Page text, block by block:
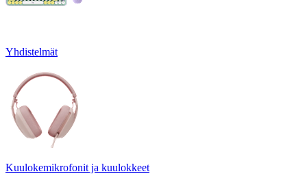
Yhdistelmät
Kuulokemikrofonit ja kuulokkeet